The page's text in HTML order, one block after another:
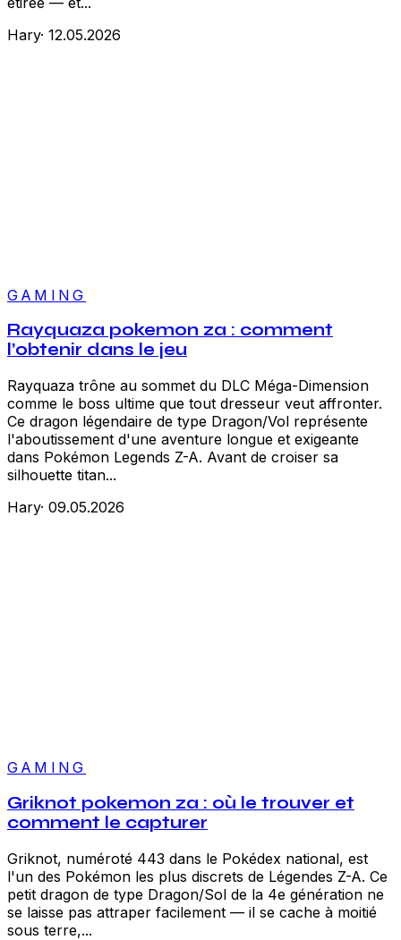
Hary· 12.05.2026
GAMING
Rayquaza pokemon za : comment
l’obtenir dans le jeu
Rayquaza trône au sommet du DLC Méga-Dimension
comme le boss ultime que tout dresseur veut affronter.
Ce dragon légendaire de type Dragon/Vol représente
l'aboutissement d'une aventure longue et exigeante
dans Pokémon Legends Z-A. Avant de croiser sa
silhouette titan...
Hary· 09.05.2026
GAMING
Griknot pokemon za : où le trouver et
comment le capturer
Griknot, numéroté 443 dans le Pokédex national, est
l'un des Pokémon les plus discrets de Légendes Z-A. Ce
petit dragon de type Dragon/Sol de la 4e génération ne
se laisse pas attraper facilement — il se cache à moitié
sous terre,...